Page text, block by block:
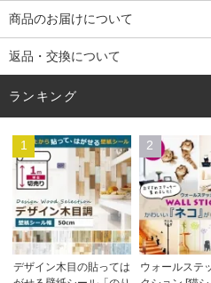
商品のお届けについて
返品・交換について
ランキング
1
デザイン木目の貼っては
2
ウォールステ